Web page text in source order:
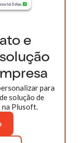
e
para
solução de
na Plusoft.